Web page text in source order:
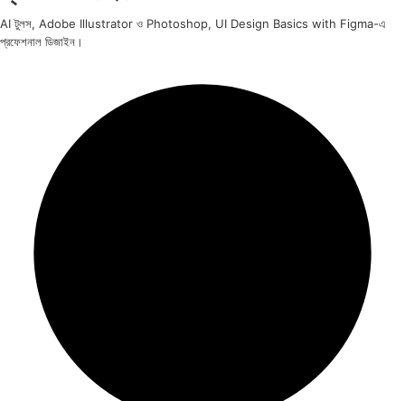
AI টুলস, Adobe Illustrator ও Photoshop, UI Design Basics with Figma-এ
প্রফেশনাল ডিজাইন।